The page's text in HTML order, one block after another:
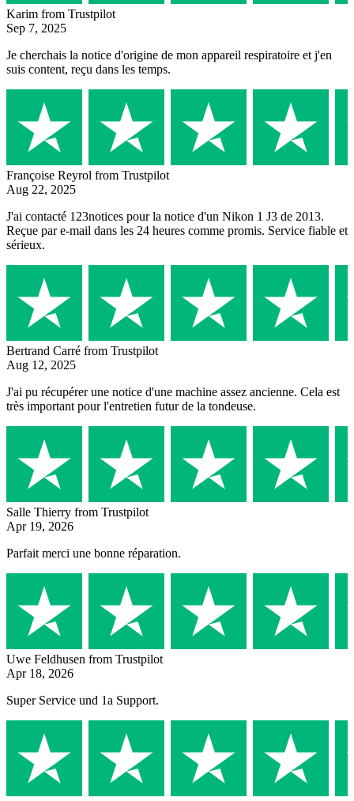
Karim from Trustpilot
Sep 7, 2025
Je cherchais la notice d'origine de mon appareil respiratoire et j'en
suis content, reçu dans les temps.
Françoise Reyrol from Trustpilot
Aug 22, 2025
J'ai contacté 123notices pour la notice d'un Nikon 1 J3 de 2013.
Reçue par e-mail dans les 24 heures comme promis. Service fiable et
sérieux.
Bertrand Carré from Trustpilot
Aug 12, 2025
J'ai pu récupérer une notice d'une machine assez ancienne. Cela est
très important pour l'entretien futur de la tondeuse.
Salle Thierry from Trustpilot
Apr 19, 2026
Parfait merci une bonne réparation.
Uwe Feldhusen from Trustpilot
Apr 18, 2026
Super Service und 1a Support.